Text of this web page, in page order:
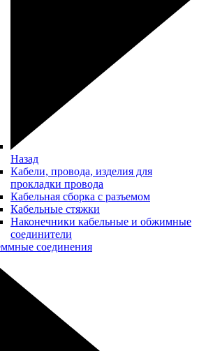
Назад
Кабели, провода, изделия для
прокладки провода
Кабельная сборка с разъемом
Кабельные стяжки
Наконечники кабельные и обжимные
соединители
соединения